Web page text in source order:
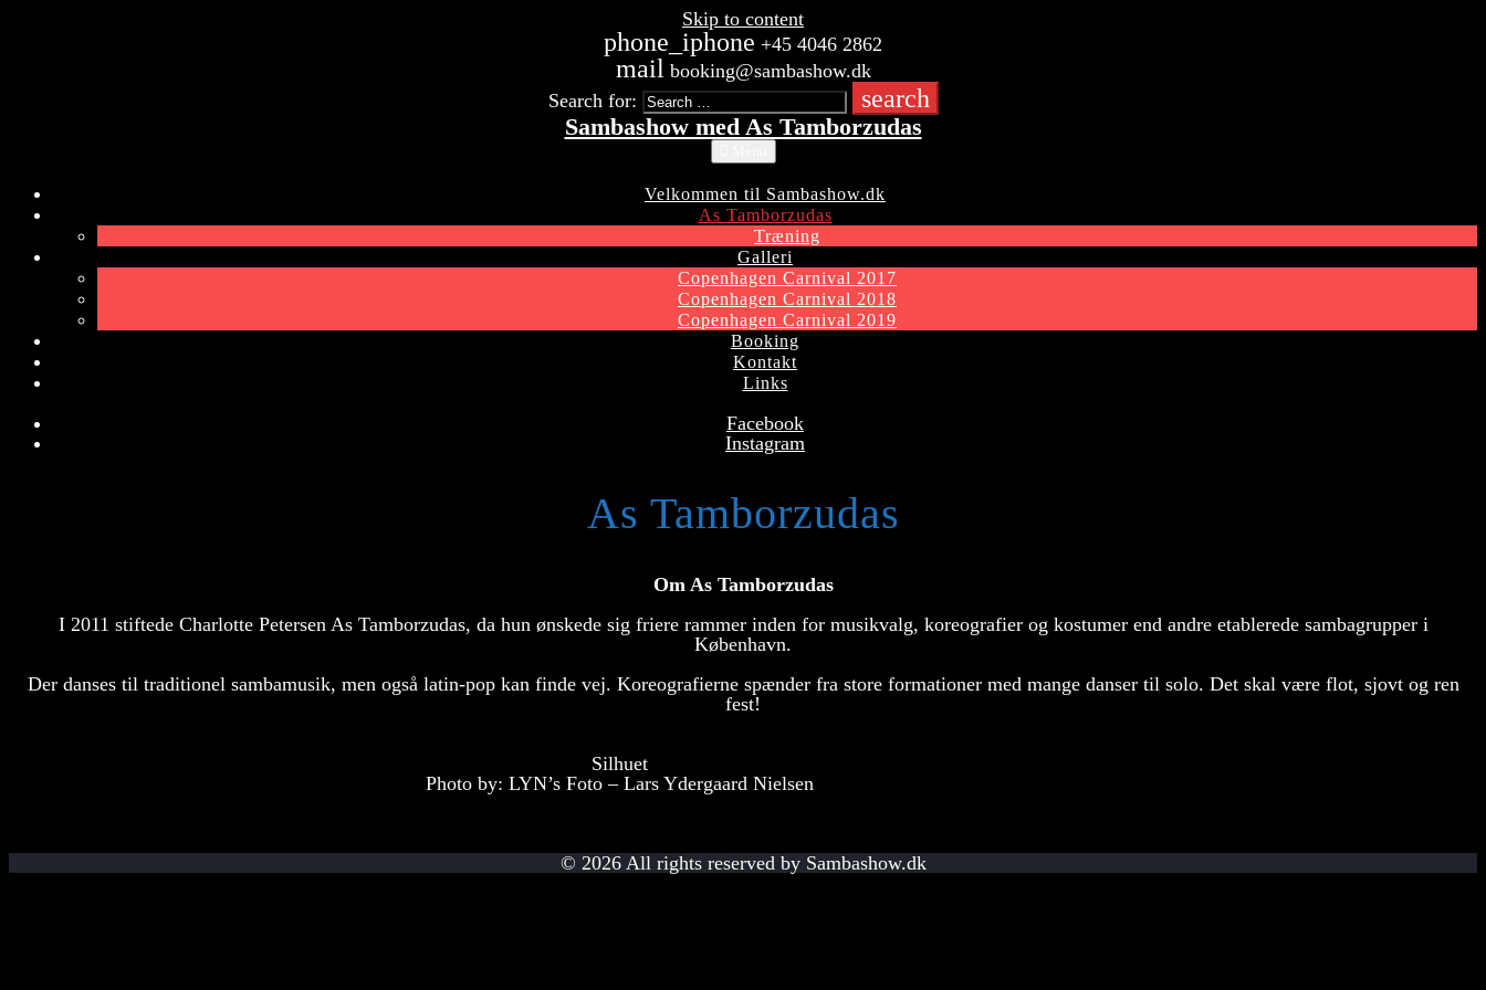
Skip to content
phone_iphone +45 4046 2862
mailbooking@sambashow.dk
Search for:
search
Sambashow med As Tamborzudas
Velkommen til Sambashow.dk
As Tamborzudas
Træning
Galleri
Copenhagen Carnival 2017
Copenhagen Carnival 2018
Copenhagen Carnival 2019
Booking
Kontakt
Links
Facebook
Instagram
As Tamborzudas
Om As Tamborzudas
I 2011 stiftede Charlotte Petersen As Tamborzudas, da hun ønskede sig friere rammer inden for musikvalg, koreografier og kostumer end andre etablerede sambagrupper i
København.
Der danses til traditionel sambamusik, men også latin-pop kan finde vej. Koreografierne spænder fra store formationer med mange danser til solo. Det skal være flot, sjovt og ren
fest!
Silhuet
Photo by: LYN’s Foto – Lars Ydergaard Nielsen
© 2026 All rights reserved by Sambashow.dk